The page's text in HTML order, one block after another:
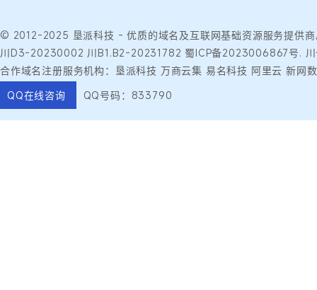
© 2012-2025 垦派科技 - 优质的域名 及互联网基础资源服务提供
川D3-20230002 川B1.B2-20231782 蜀ICP备2023006867号.
合作域名注册服务机构：垦派科技 万商云集 易名科技 阿里云 新网
QQ在线咨询
QQ号码：833790